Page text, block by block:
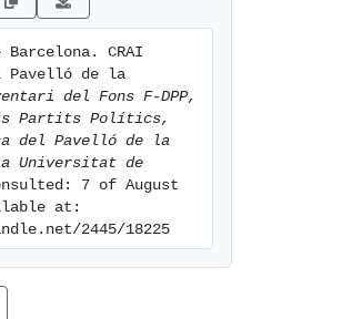
CRAI
Pavelló de la
del Fons F-DPP,
Partits Polítics,
del Pavelló de la
Universitat de
7 of August
at:
2445/18225